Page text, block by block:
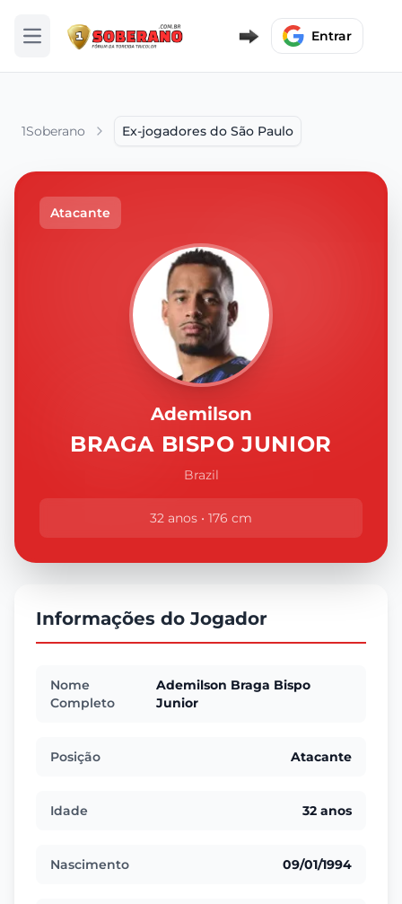
Abrir menu Entrar
1Soberano Ex-jogadores do São Paulo
Atacante
Ademilson
BRAGA BISPO JUNIOR
Brazil
32 anos • 176 cm
Informações do Jogador
Nome
Completo
Ademilson Braga Bispo
Junior
Posição Atacante
Idade 32 anos
Nascimento 09/01/1994